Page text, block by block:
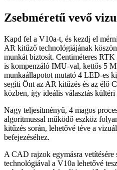
Zsebméretű vevő
Kapd fel a V10a-t, és kezdj el
AR kitűző technológiájának
munkát biztosít. Centiméteres RTK
is kompenzáló IMU-val, kettős 5
munkaállapotot mutató 4 LED-es
segíti Önt az AR kitűzés és az élő
közben, így ideális választás
Nagy teljesítményű, 4 magos
algoritmussal működő eszköz
kitűzés során, lehetővé téve a
befejezéséhez.
A CAD rajzok egymásra vetítésére
technológiával a V10a lehetővé